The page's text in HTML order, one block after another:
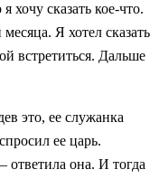
хочу сказать кое-что.
Я хотел сказать
встретиться. Дальше
это, ее служанка
ее царь.
ответила она. И тогда